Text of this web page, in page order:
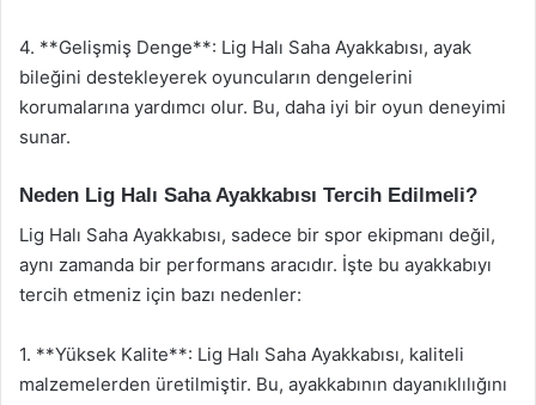
4. **Gelişmiş Denge**: Lig Halı Saha Ayakkabısı, ayak
bileğini destekleyerek oyuncuların dengelerini
korumalarına yardımcı olur. Bu, daha iyi bir oyun deneyimi
sunar.
Neden Lig Halı Saha Ayakkabısı Tercih Edilmeli?
Lig Halı Saha Ayakkabısı, sadece bir spor ekipmanı değil,
aynı zamanda bir performans aracıdır. İşte bu ayakkabıyı
tercih etmeniz için bazı nedenler:
1. **Yüksek Kalite**: Lig Halı Saha Ayakkabısı, kaliteli
malzemelerden üretilmiştir. Bu, ayakkabının dayanıklılığını